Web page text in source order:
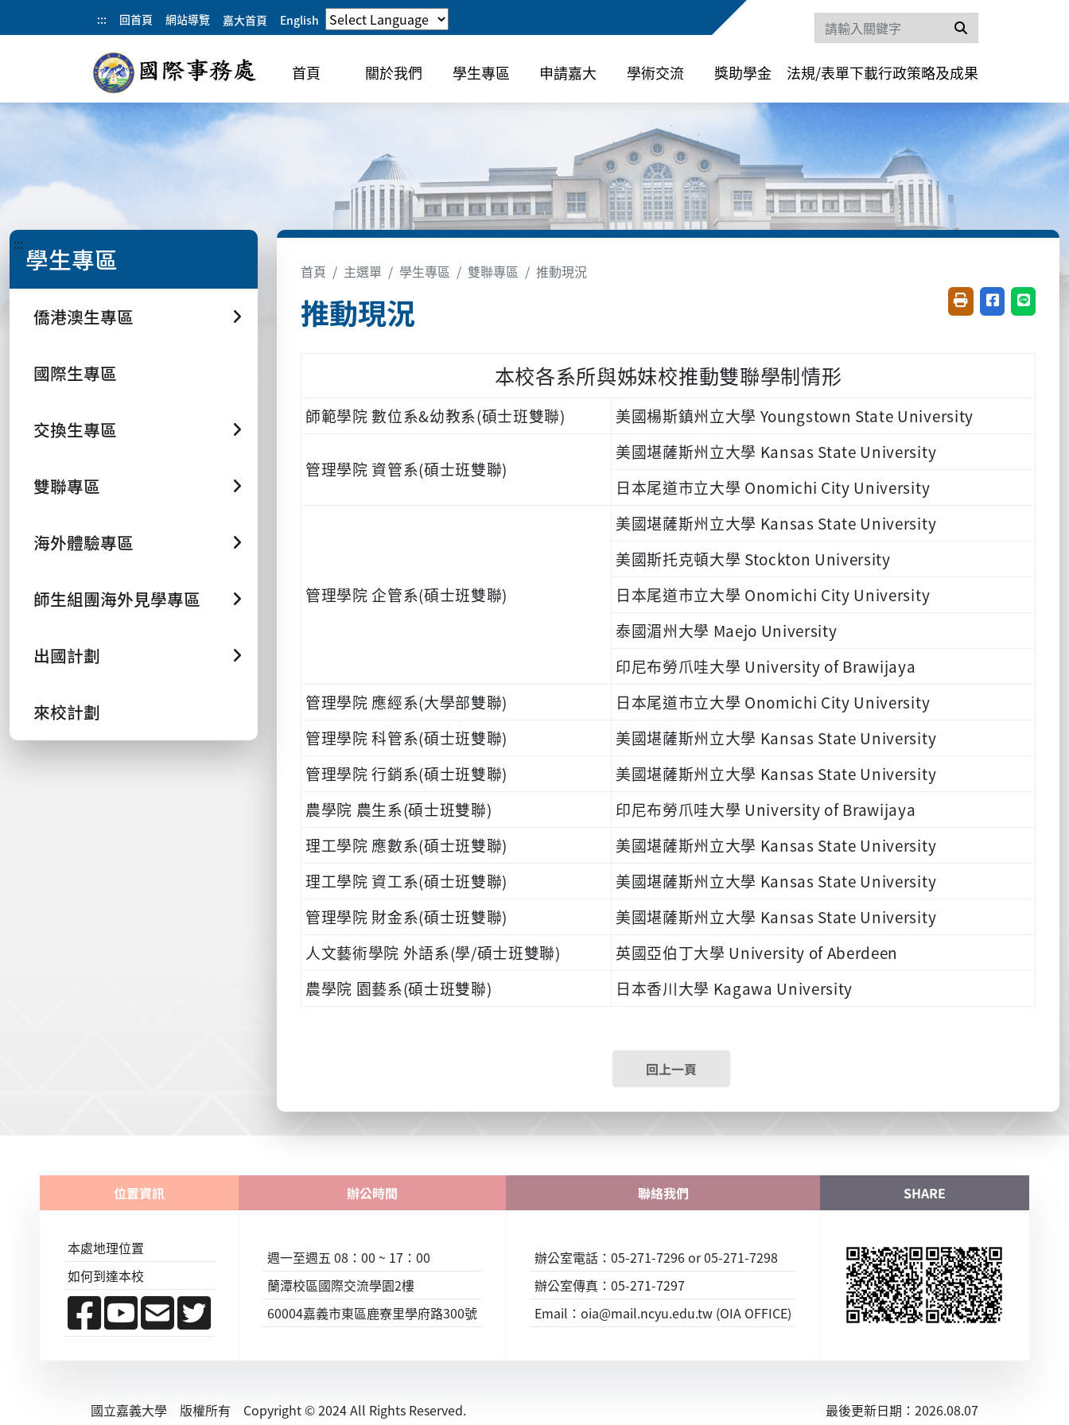
::: 回首頁 網站導覽 嘉大首頁 English
首頁 關於我們 學生專區 申請嘉大 學術交流 獎助學金 法規/表單下載行政策略及成果
::: 學生專區
僑港澳生專區
國際生專區
交換生專區
雙聯專區
海外體驗專區
師生組團海外見學專區
出國計劃
來校計劃
首頁 主選單 學生專區 雙聯專區 推動現況
推動現況 友善列印(開新視窗)
分享至臉書(
分享至
本校各系所與姊妹校推動雙聯學制情形
師範學院 數位系&幼教系(碩士班雙聯) 美國楊斯鎮州立大學 Youngstown State University
管理學院 資管系(碩士班雙聯)
美國堪薩斯州立大學 Kansas State University
日本尾道市立大學 Onomichi City University
管理學院 企管系(碩士班雙聯)
美國堪薩斯州立大學 Kansas State University
美國斯托克頓大學 Stockton University
日本尾道市立大學 Onomichi City University
泰國湄州大學 Maejo University
印尼布勞爪哇大學 University of Brawijaya
管理學院 應經系(大學部雙聯)
日本尾道市立大學 Onomichi City University
管理學院 科管系(碩士班雙聯)
美國堪薩斯州立大學 Kansas State University
管理學院 行銷系(碩士班雙聯)
美國堪薩斯州立大學 Kansas State University
農學院 農生系(碩士班雙聯)
印尼布勞爪哇大學 University of Brawijaya
理工學院 應數系(碩士班雙聯)
美國堪薩斯州立大學 Kansas State University
理工學院 資工系(碩士班雙聯)
美國堪薩斯州立大學 Kansas State University
管理學院 財金系(碩士班雙聯)
美國堪薩斯州立大學 Kansas State University
人文藝術學院 外語系(學/碩士班雙聯)
英國亞伯丁大學 University of Aberdeen
農學院 園藝系(碩士班雙聯)
日本香川大學 Kagawa University
回上一頁
位置資訊 辦公時間 聯絡我們 SHARE
本處地理位置
如何到達本校
週一至週五 08：00 ~ 17：00
蘭潭校區國際交流學園2樓
60004嘉義市東區鹿寮里學府路300號
辦公室電話：05-271-7296 or 05-271-7298
辦公室傳真：05-271-7297
Email：oia@mail.ncyu.edu.tw (OIA OFFICE)
國立嘉義大學 版權所有 Copyright © 2024 All Rights Reserved. 最後更新日期：2026.08.07